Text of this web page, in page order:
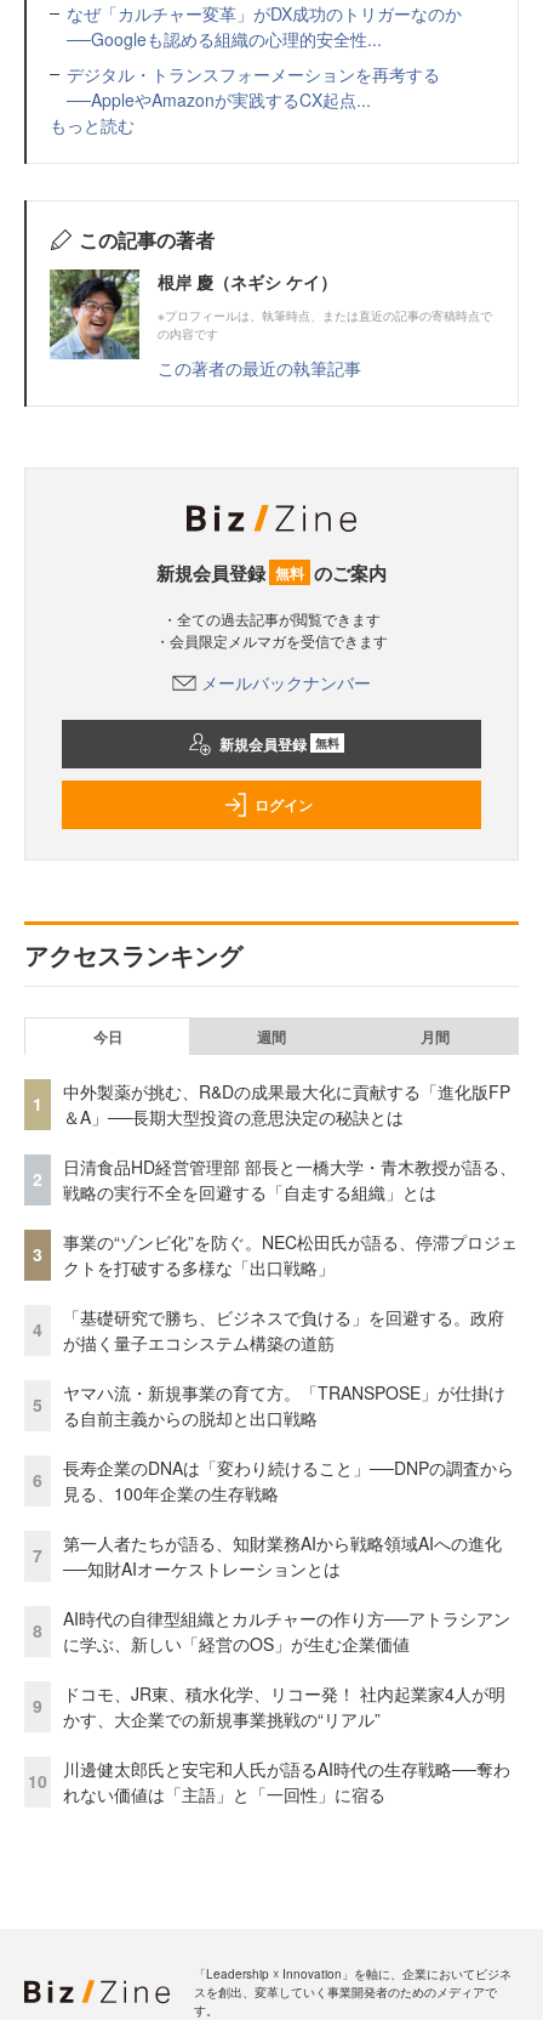
なぜ「カルチャー変革」がDX成功のトリガーなのか
──Googleも認める組織の心理的安全性...
デジタル・トランスフォーメーションを再考する
──AppleやAmazonが実践するCX起点...
もっと読む
この記事の著者
根岸 慶（ネギシ ケイ）
※プロフィールは、執筆時点、または直近の記事の寄稿時点で
の内容です
この著者の最近の執筆記事
新規会員登録 無料 のご案内
・全ての過去記事が閲覧できます
・会員限定メルマガを受信できます
メールバックナンバー
新規会員登録 無料
ログイン
アクセスランキング
今日 週間 月間
1
中外製薬が挑む、R&Dの成果最大化に貢献する「進化版FP
＆A」──長期大型投資の意思決定の秘訣とは
2
日清食品HD経営管理部 部長と一橋大学・青木教授が語る、
戦略の実行不全を回避する「自走する組織」とは
3
事業の“ゾンビ化”を防ぐ。NEC松田氏が語る、停滞プロジェ
クトを打破する多様な「出口戦略」
4
「基礎研究で勝ち、ビジネスで負ける」を回避する。政府
が描く量子エコシステム構築の道筋
5
ヤマハ流・新規事業の育て方。「TRANSPOSE」が仕掛け
る自前主義からの脱却と出口戦略
6
長寿企業のDNAは「変わり続けること」──DNPの調査から
見る、100年企業の生存戦略
7
第一人者たちが語る、知財業務AIから戦略領域AIへの進化
──知財AIオーケストレーションとは
8
AI時代の自律型組織とカルチャーの作り方──アトラシアン
に学ぶ、新しい「経営のOS」が生む企業価値
9
ドコモ、JR東、積水化学、リコー発！ 社内起業家4人が明
かす、大企業での新規事業挑戦の“リアル”
10
川邊健太郎氏と安宅和人氏が語るAI時代の生存戦略──奪わ
れない価値は「主語」と「一回性」に宿る
「Leadership ☓ Innovation」を軸に、企業においてビジネ
スを創出、変革していく事業開発者のためのメディアで
す。